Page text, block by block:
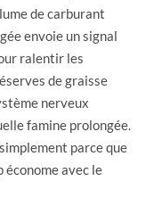
de carburant
envoie un signal
ralentir les
de graisse
nerveux
famine prolongée.
parce que
avec le